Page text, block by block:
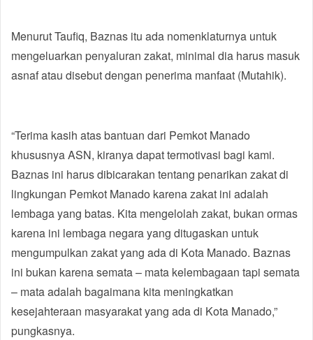
Menurut Taufiq, Baznas itu ada nomenklaturnya untuk
mengeluarkan penyaluran zakat, minimal dia harus masuk
asnaf atau disebut dengan penerima manfaat (Mutahik).
“Terima kasih atas bantuan dari Pemkot Manado
khususnya ASN, kiranya dapat termotivasi bagi kami.
Baznas ini harus dibicarakan tentang penarikan zakat di
lingkungan Pemkot Manado karena zakat ini adalah
lembaga yang batas. Kita mengelolah zakat, bukan ormas
karena ini lembaga negara yang ditugaskan untuk
mengumpulkan zakat yang ada di Kota Manado. Baznas
ini bukan karena semata – mata kelembagaan tapi semata
– mata adalah bagaimana kita meningkatkan
kesejahteraan masyarakat yang ada di Kota Manado,”
pungkasnya.